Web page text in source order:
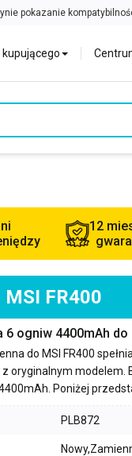
12
FR400
6 ogniw 4400mAh do
do MSI FR400
oryginalnym modelem.
. Poniżej
PLB872